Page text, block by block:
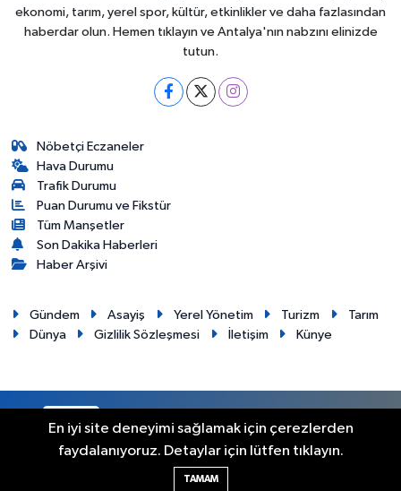
ekonomi, tarım, yerel spor, kültür, etkinlikler ve daha fazlasından
haberdar olun. Hemen tıklayın ve Antalya'nın nabzını elinizde
tutun.
Nöbetçi Eczaneler
Hava Durumu
Trafik Durumu
Puan Durumu ve Fikstür
Tüm Manşetler
Son Dakika Haberleri
Haber Arşivi
Gündem Asayiş Yerel Yönetim Turizm
Tarım
Dünya
Gizlilik Sözleşmesi İletişim Künye
Haber Yazılımı:
En iyi site deneyimi sağlamak için çerezlerden
faydalanıyoruz. Detaylar için lütfen tıklayın.
TAMAM